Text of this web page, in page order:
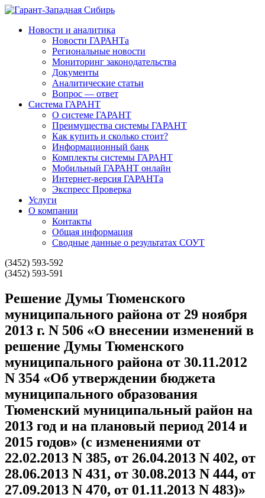
Новости и аналитика
Новости ГАРАНТа
Региональные новости
Мониторинг законодательства
Документы
Аналитические статьи
Вопрос — ответ
Система ГАРАНТ
О системе ГАРАНТ
Преимущества системы ГАРАНТ
Как купить и сколько стоит?
Информационный банк
Комплекты системы ГАРАНТ
Мобильный ГАРАНТ онлайн
Интернет-версия ГАРАНТа
Экспресс Проверка
Услуги
О компании
Контакты
Общая информация
Сводные данные о результатах СОУТ
(3452) 593-592
(3452) 593-591
Решение Думы Тюменского
муниципального района от 29 ноября
2013 г. N 506 «О внесении изменений в
решение Думы Тюменского
муниципального района от 30.11.2012
N 354 «Об утверждении бюджета
муниципального образования
Тюменский муниципальный район на
2013 год и на плановый период 2014 и
2015 годов» (с изменениями от
22.02.2013 N 385, от 26.04.2013 N 402, от
28.06.2013 N 431, от 30.08.2013 N 444, от
27.09.2013 N 470, от 01.11.2013 N 483)»